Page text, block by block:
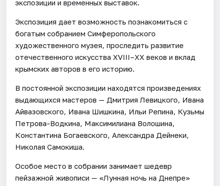
экспозиции и временных выставок.
Экспозиция дает возможность познакомиться с
богатым собранием Симферопольского
художественного музея, проследить развитие
отечественного искусства XVIII–ХХ веков и вклад
крымских авторов в его историю.
В постоянной экспозиции находятся произведениях
выдающихся мастеров — Дмитрия Левицкого, Ивана
Айвазовского, Ивана Шишкина, Ильи Репина, Кузьмы
Петрова-Водкина, Максимилиана Волошина,
Константина Богаевского, Александра Дейнеки,
Николая Самокиша.
Особое место в собрании занимает шедевр
пейзажной живописи — «Лунная ночь на Днепре»